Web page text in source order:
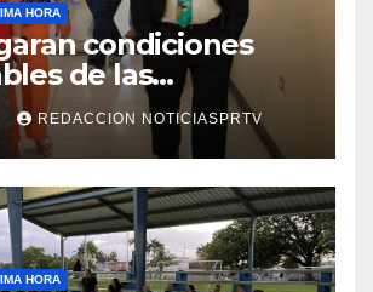
HORA
condiciones
de las
el Departamento
en Mayagüez
REDACCION NOTICIASPRTV
HORA